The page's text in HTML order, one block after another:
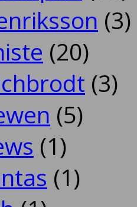
(3)
(20)
(3)
(5)
(1)
(1)